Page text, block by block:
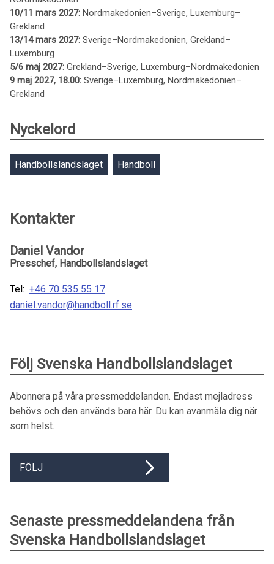
10/11 mars 2027: Nordmakedonien–Sverige, Luxemburg–
Grekland
13/14 mars 2027: Sverige–Nordmakedonien, Grekland–
Luxemburg
5/6 maj 2027: Grekland–Sverige, Luxemburg–Nordmakedonien
9 maj 2027, 18.00: Sverige–Luxemburg, Nordmakedonien–
Grekland
Nyckelord
Handbollslandslaget Handboll
Kontakter
Daniel Vandor
Presschef, Handbollslandslaget
Tel: +46 70 535 55 17
daniel.vandor@handboll.rf.se
Följ Svenska Handbollslandslaget
Abonnera på våra pressmeddelanden. Endast mejladress
behövs och den används bara här. Du kan avanmäla dig när
som helst.
FÖLJ
Senaste pressmeddelandena från
Svenska Handbollslandslaget